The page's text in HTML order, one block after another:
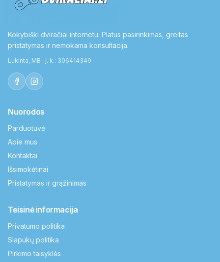
Kokybiški dviračiai internetu. Platus pasirinkimas, greitas
pristatymas ir nemokama konsultacija.
Lukinta, MB · Į. k.: 306414349
Nuorodos
Parduotuvė
Apie mus
Kontaktai
Išsimokėtinai
Pristatymas ir grąžinimas
Teisinė informacija
Privatumo politika
Slapukų politika
Pirkimo taisyklės